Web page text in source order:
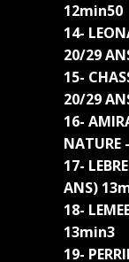
12min50
14-
20/29
15-
20/29
16-
NATURE
17-
ANS)
18-
13min3
19-